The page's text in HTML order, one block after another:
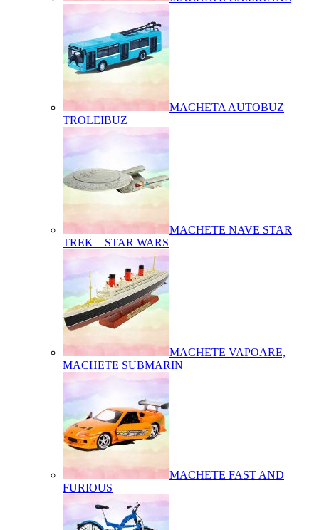
MACHETA AUTOBUZ
TROLEIBUZ
MACHETE NAVE STAR
TREK – STAR WARS
MACHETE VAPOARE,
MACHETE SUBMARIN
MACHETE FAST AND
FURIOUS